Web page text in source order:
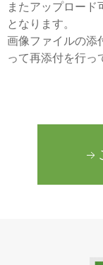
またアップロー
となります。
画像ファイルの添
って再添付を行っ